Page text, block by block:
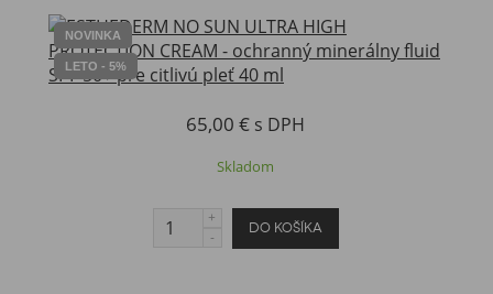
NOVINKA
LETO - 5%
65,00 € s DPH
Skladom